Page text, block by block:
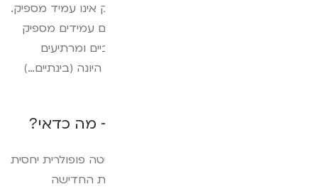
גורמים ליונה כאב מרתיע. בנוסף הפלסטיק אינו עמיד מספיק.
דוקרנים העשויים מברזל ומפח גם הם אינם עמידים מספיק
בפני תנאי מזג האוויר ונמצאו כלא אפקטיביים ומרתיעים
מספיק. הסוג היחיד אשר עדיין מרתיע את היונה (בינתיים…)
דוקרנים בולטים או סרט שקוף- מה כדאי?
כיוון שדוקרנים להרחקת יונים נחשבים לשיטה פופולרית יחסית
להרחקת יונים, בחרנו להשוות את המערכת החדישה